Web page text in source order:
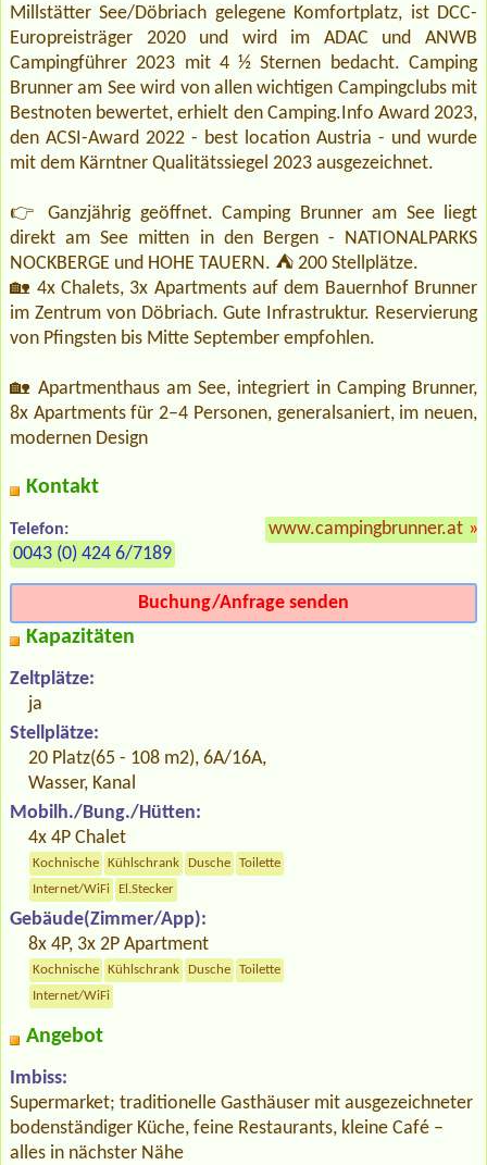
Millstätter See/Döbriach gelegene Komfortplatz, ist DCC-
Europreisträger 2020 und wird im ADAC und ANWB
Campingführer 2023 mit 4 ½ Sternen bedacht. Camping
Brunner am See wird von allen wichtigen Campingclubs mit
Bestnoten bewertet, erhielt den Camping.Info Award 2023,
den ACSI-Award 2022 - best location Austria - und wurde
mit dem Kärntner Qualitätssiegel 2023 ausgezeichnet.
👉 Ganzjährig geöffnet. Camping Brunner am See liegt
direkt am See mitten in den Bergen - NATIONALPARKS
NOCKBERGE und HOHE TAUERN. ⛺ 200 Stellplätze.
🏡 4x Chalets, 3x Apartments auf dem Bauernhof Brunner
im Zentrum von Döbriach. Gute Infrastruktur. Reservierung
von Pfingsten bis Mitte September empfohlen.
🏡 Apartmenthaus am See, integriert in Camping Brunner,
8x Apartments für 2–4 Personen, generalsaniert, im neuen,
modernen Design
Kontakt
Telefon:
0043 (0) 424 6/7189
www.campingbrunner.at »
Buchung/Anfrage senden
Kapazitäten
Zeltplätze:
ja
Stellplätze:
20 Platz(65 - 108 m2), 6A/16A,
Wasser, Kanal
Mobilh./Bung./Hütten:
4x 4P Chalet
Kochnische Kühlschrank Dusche
Toilette
Internet/WiFi
El.Stecker
Gebäude(Zimmer/App):
8x 4P, 3x 2P Apartment
Kochnische Kühlschrank Dusche
Toilette
Internet/WiFi
Angebot
Imbiss:
Supermarket; traditionelle Gasthäuser mit ausgezeichneter
bodenständiger Küche, feine Restaurants, kleine Café –
alles in nächster Nähe